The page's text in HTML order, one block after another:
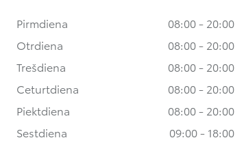
Pirmdiena
08:00 - 20:00
Otrdiena
08:00 - 20:00
Trešdiena
08:00 - 20:00
Ceturtdiena
08:00 - 20:00
Piektdiena
08:00 - 20:00
Sestdiena
09:00 - 18:00